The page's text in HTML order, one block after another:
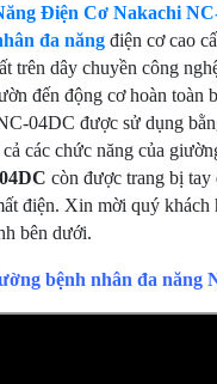
Điện Cơ Nakachi
đa năng điện cơ cao
trên dây chuyền công
đến động cơ hoàn toàn
04DC được sử dụng
các chức năng của
còn được trang bị
điện. Xin mời quý khách
bên dưới.
bệnh nhân đa năng